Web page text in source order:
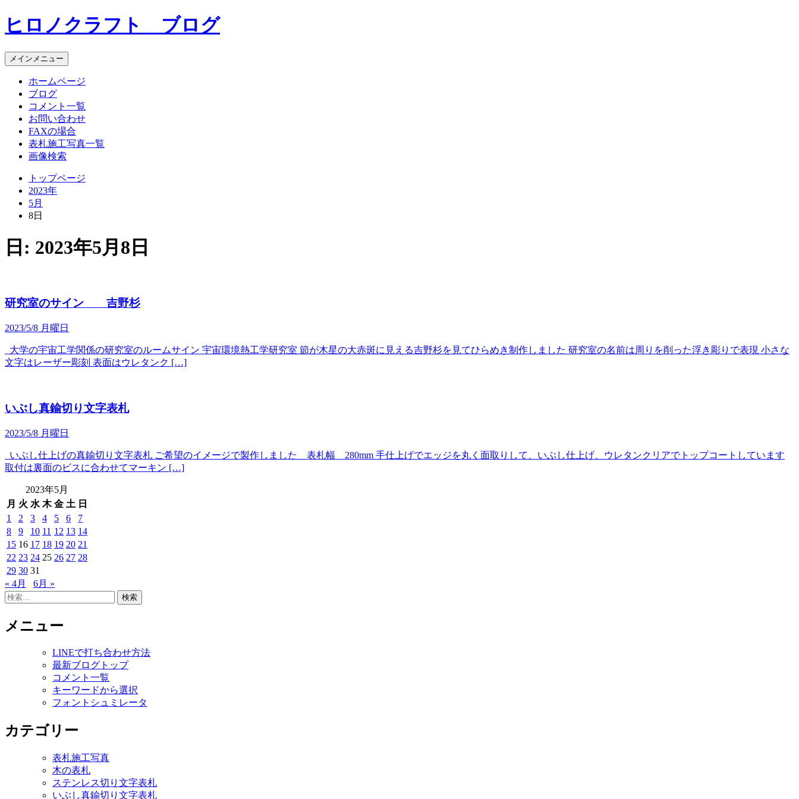
コ
ン
ン
ツ
ヒロノクラフト ブログ
メインメニュー
ホームページ
ブログ
コメント一覧
お問い合わせ
FAXの場合
表札施工写真一覧
画像検索
トップページ
2023年
5月
8日
日: 2023年5月8日
研究室のサイン 吉野杉
2023/5/8 月曜日
大学の宇宙工学関係の研究室のルームサイン 宇宙環境熱工学研究室 節が木星の大赤斑に見える吉野杉を見てひらめき制作しました 研究室の名前は周りを削った浮き彫りで表現 小さな
文字はレーザー彫刻 表面はウレタンク […]
いぶし真鍮切り文字表札
2023/5/8 月曜日
いぶし仕上げの真鍮切り文字表札 ご希望のイメージで製作しました 表札幅 280mm 手仕上げでエッジを丸く面取りして、いぶし仕上げ、ウレタンクリアでトップコートしています
取付は裏面のビスに合わせてマーキン […]
2023年5月
月 火 水 木 金 土 日
1
2 3 4 5 6
7
8
9 10 11 12 13 14
15 16 17 18 19 20 21
22 23 24 25 26 27 28
29 30 31
« 4月
6月 »
検
メニュー
LINEで打ち合わせ方法
最新ブログトップ
コメント一覧
キーワードから選択
フォントシュミレータ
カテゴリー
表札施工写真
木の表札
ステンレス切り文字表札
いぶし真鍮切り文字表札